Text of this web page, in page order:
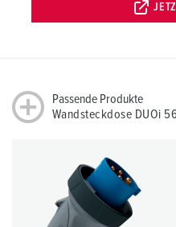
Passende Produkte
Wandsteckdose DUOi